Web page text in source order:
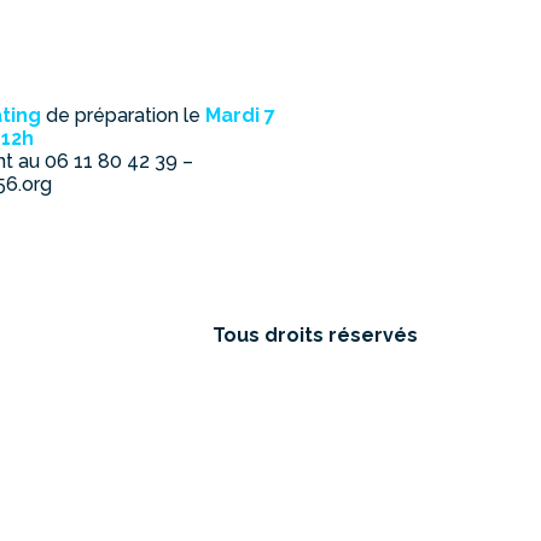
de préparation le Mardi 7
au 06 11 80 42 39 –
Tous droits réservés